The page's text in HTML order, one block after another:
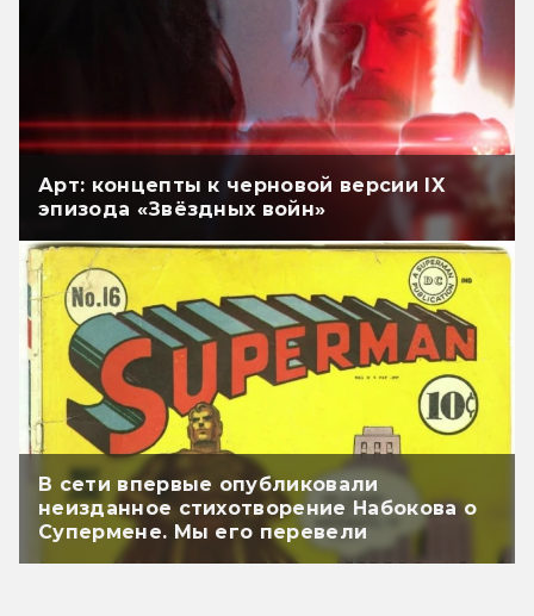
Арт: концепты к черновой версии IX
эпизода «Звёздных войн»
В сети впервые опубликовали
неизданное стихотворение Набокова о
Супермене. Мы его перевели